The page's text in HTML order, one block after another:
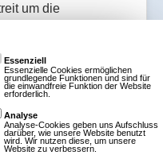
um die
in einer
in
Essenziell
Essenzielle Cookies ermöglichen
grundlegende Funktionen und sind für
die einwandfreie Funktion der Website
erforderlich.
Analyse
Analyse-Cookies geben uns Aufschluss
darüber, wie unsere Website benutzt
wird. Wir nutzen diese, um unsere
Website zu verbessern.